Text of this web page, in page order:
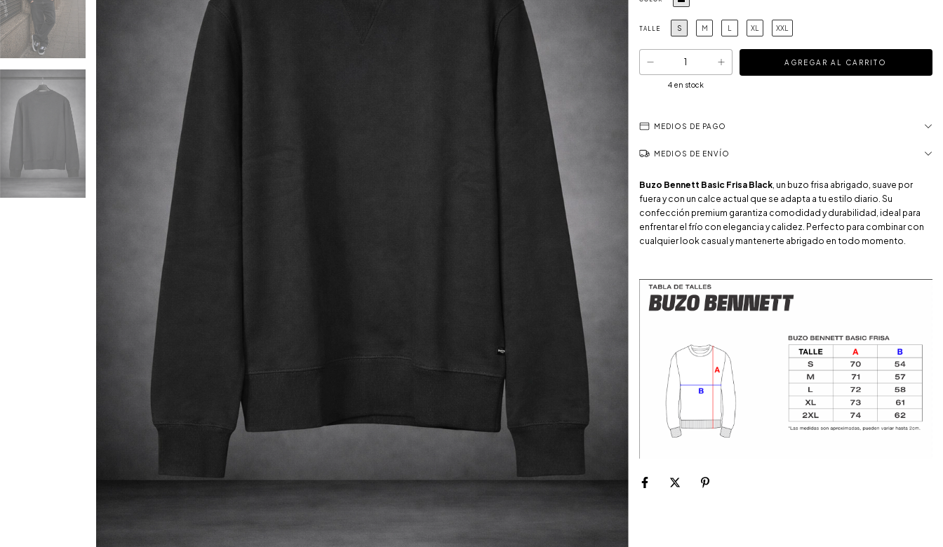
TALLE S M L XL XXL
4en stock
MEDIOS DE PAGO
MEDIOS DE ENVÍO
Buzo Bennett Basic Frisa Black, un buzo frisa abrigado, suave por
fuera y con un calce actual que se adapta a tu estilo diario. Su
confección premium garantiza comodidad y durabilidad, ideal para
enfrentar el frío con elegancia y calidez. Perfecto para combinar con
cualquier look casual y mantenerte abrigado en todo momento.